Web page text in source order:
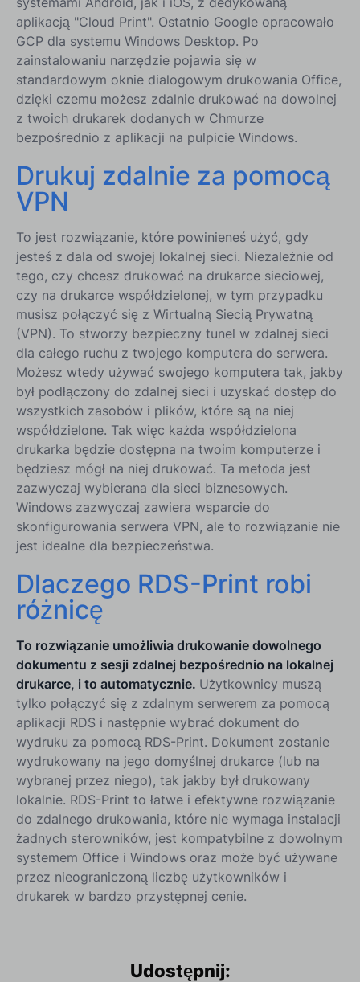
aplikacją "Cloud Print". Ostatnio Google opracowało
GCP dla systemu Windows Desktop. Po
zainstalowaniu narzędzie pojawia się w
standardowym oknie dialogowym drukowania Office,
dzięki czemu możesz zdalnie drukować na dowolnej
z twoich drukarek dodanych w Chmurze
bezpośrednio z aplikacji na pulpicie Windows.
Drukuj zdalnie za pomocą
VPN
To jest rozwiązanie, które powinieneś użyć, gdy
jesteś z dala od swojej lokalnej sieci. Niezależnie od
tego, czy chcesz drukować na drukarce sieciowej,
czy na drukarce współdzielonej, w tym przypadku
musisz połączyć się z Wirtualną Siecią Prywatną
(VPN). To stworzy bezpieczny tunel w zdalnej sieci
dla całego ruchu z twojego komputera do serwera.
Możesz wtedy używać swojego komputera tak, jakby
był podłączony do zdalnej sieci i uzyskać dostęp do
wszystkich zasobów i plików, które są na niej
współdzielone. Tak więc każda współdzielona
drukarka będzie dostępna na twoim komputerze i
będziesz mógł na niej drukować. Ta metoda jest
zazwyczaj wybierana dla sieci biznesowych.
Windows zazwyczaj zawiera wsparcie do
skonfigurowania serwera VPN, ale to rozwiązanie nie
jest idealne dla bezpieczeństwa.
Dlaczego RDS-Print robi
różnicę
To rozwiązanie umożliwia drukowanie dowolnego
dokumentu z sesji zdalnej bezpośrednio na lokalnej
drukarce, i to automatycznie. Użytkownicy muszą
tylko połączyć się z zdalnym serwerem za pomocą
aplikacji RDS i następnie wybrać dokument do
wydruku za pomocą RDS-Print. Dokument zostanie
wydrukowany na jego domyślnej drukarce (lub na
wybranej przez niego), tak jakby był drukowany
lokalnie. RDS-Print to łatwe i efektywne rozwiązanie
do zdalnego drukowania, które nie wymaga instalacji
żadnych sterowników, jest kompatybilne z dowolnym
systemem Office i Windows oraz może być używane
przez nieograniczoną liczbę użytkowników i
drukarek w bardzo przystępnej cenie.
Udostępnij: